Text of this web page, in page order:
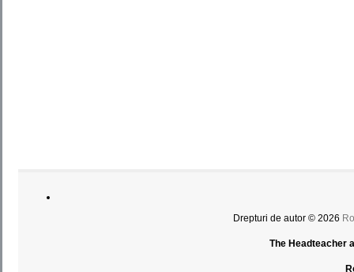
Drepturi de autor © 2026
The Headteacher